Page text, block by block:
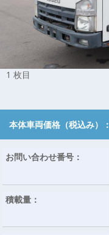
1 枚目
本体車両価格（税込み）：
お問い合わせ番号：
積載量：